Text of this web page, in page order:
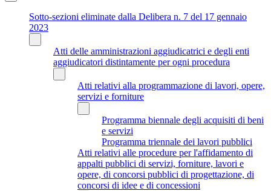
Sotto-sezioni eliminate dalla Delibera n. 7 del 17 gennaio
2023
Atti delle amministrazioni aggiudicatrici e degli enti
aggiudicatori distintamente per ogni procedura
Atti relativi alla programmazione di lavori, opere,
servizi e forniture
Programma biennale degli acquisiti di beni
e servizi
Programma triennale dei lavori pubblici
Atti relativi alle procedure per l'affidamento di
appalti pubblici di servizi, forniture, lavori e
opere, di concorsi pubblici di progettazione, di
concorsi di idee e di concessioni